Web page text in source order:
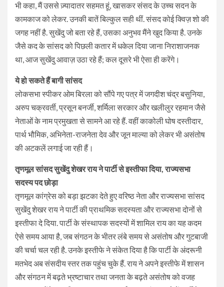
भी कहा, मैं उससे ज़्यादातर सहमत हूं, खासकर संसद के उच्च सदन के
कामकाज को लेकर. उनकी बातें बिल्कुल सही थीं. संसद कोई क्विज़ शो की
जगह नहीं है. सुखेंदु जो बता रहे हैं, उसका अनुभव मैंने खुद किया है. उनके
जैसे कद के सांसद को पिछली कतार में धकेल दिया जाना निराशाजनक
था, आज सुखेंदु आवाज़ उठा रहे हैं; कल दूसरे भी ऐसा ही करेंगे।
ये हो सकते हैं बागी सांसद
लोकसभा स्पीकर ओम बिरला को सौंपे गए पत्र में जगदीश चंद्र बसुनिया,
अरुप चक्रवर्ती, प्रसून बनर्जी, शर्मिला सरकार और खलीलुर रहमान जैसे
नेताओं के नाम प्रमुखता से सामने आ रहे हैं. वहीं काकोली घोष दस्तीदार,
पार्थ भौमिक, अभिनेता-राजनेता देव और जून माल्या को लेकर भी असंतोष
की अटकलें लगाई जा रही हैं।
तृणमूल सांसद सुखेंदु शेखर राय ने पार्टी से इस्तीफा दिया, राज्यसभा
सदस्य पद छोड़ा
तृणमूल कांग्रेस को बड़ा झटका देते हुए वरिष्ठ नेता और राज्यसभा सांसद
सुखेंदु शेखर राय ने पार्टी की प्राथमिक सदस्यता और राज्यसभा दोनों से
इस्तीफा दे दिया. पार्टी के संस्थापक सदस्यों में शामिल राय का यह कदम
ऐसे समय आया है, जब संगठन के भीतर लंबे समय से असंतोष और गुटबाजी
की चर्चा चल रही है. उनके इस्तीफे ने संकेत दिया है कि पार्टी के अंदरूनी
मतभेद अब संसदीय स्तर तक पहुंच चुके हैं. राय ने अपने इस्तीफे में शासन
और संगठन में बढ़ते भ्रष्टाचार तथा जनता के बढ़ते असंतोष को वजह